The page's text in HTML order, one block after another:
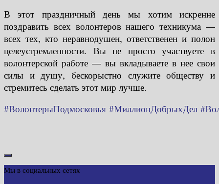
В этот праздничный день мы хотим искренне
поздравить всех волонтеров нашего техникума —
всех тех, кто неравнодушен, ответственен и полон
целеустремленности. Вы не просто участвуете в
волонтерской работе — вы вкладываете в нее свои
силы и душу, бескорыстно служите обществу и
стремитесь сделать этот мир лучше.
#ВолонтерыПодмосковья #МиллионДобрыхДел
Мы в социальных сетях